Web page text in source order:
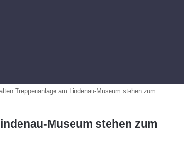
Treppenanlage am Lindenau-Museum stehen zum
Museum stehen zum